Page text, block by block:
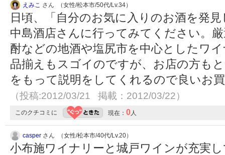
えみこ さん （女性/松本市/50代/Lv.34）
日頃、「自分のお気に入りのお酒を発
中島酒店さんに行ってみてください。
酎などの地酒や塩尻市を中心としたワ
品揃えもスゴイのですが、お店の方も
をもって説明をしてくれるので良いお
（投稿:2012/03/21 掲載：2012/03/22）
このクチコミに 現在： 0人
casper さん （女性/松本市/40代/Lv.20）
小布施ワイナリーと城戸ワインが充実